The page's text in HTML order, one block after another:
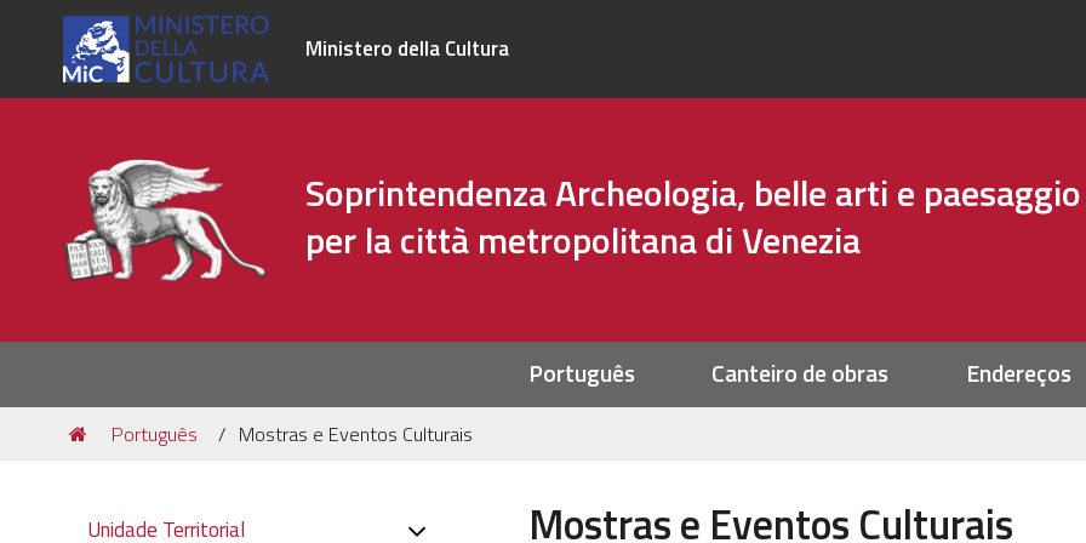
Ministero della Cultura
Soprintendenza Archeologia, belle arti e paesaggio
per la città metropolitana di Venezia
Português Canteiro de obras Endereços
Tu
sei
Português Mostras e Eventos Culturais
Mostras e Eventos Culturais
Navigazione
Unidade Territorial